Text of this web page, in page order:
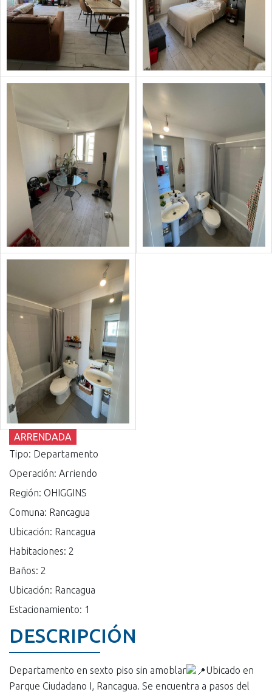
ARRENDADA
Tipo: Departamento
Operación: Arriendo
Región: OHIGGINS
Comuna: Rancagua
Ubicación: Rancagua
Habitaciones: 2
Baños: 2
Ubicación: Rancagua
Estacionamiento: 1
DESCRIPCIÓN
Departamento en sexto piso sin amoblar
Ubicado en
Parque Ciudadano I, Rancagua. Se encuentra a pasos del